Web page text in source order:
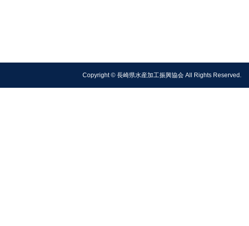
Copyright © 長崎県水産加工振興協会 All Rights Reserved.